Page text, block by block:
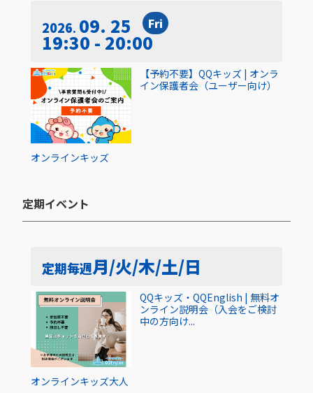
2026 09. 25 Fri
19:30 - 20:00
オンラインキッズ
【予約不要】QQキッズ | オンラ
イン保護者会（ユーザー向け）
定期イベント​
定期毎週月/火/木/土/日
オンラインキッズ大人
QQキッズ・QQEnglish | 無料オ
ンライン説明会（入会をご検討
中の方向け...